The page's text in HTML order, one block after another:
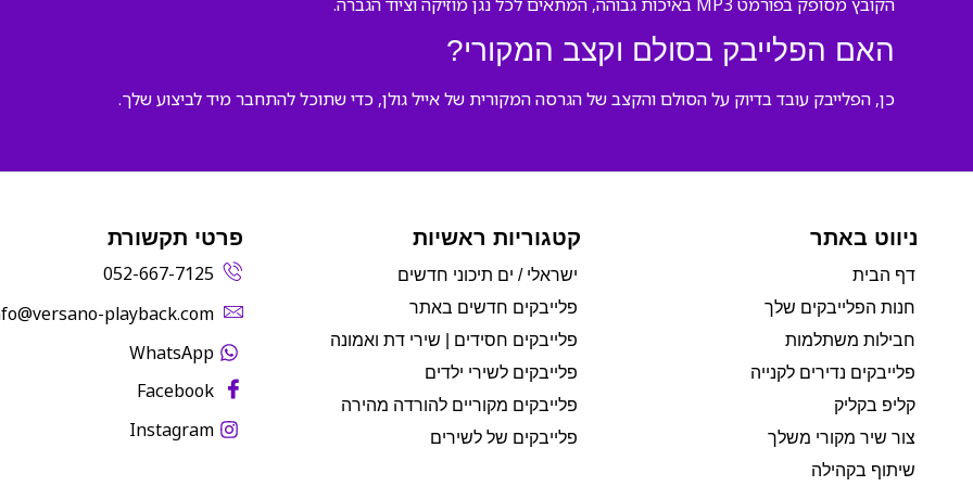
האם הפלייבק בסולם וקצב המקורי?
כן, הפלייבק עובד בדיוק על הסולם והקצב של הגרסה המקורית של אייל גולן, כדי שתוכל להתחבר מיד לביצוע שלך.
ניווט באתר
דף הבית
חנות הפלייבקים שלך
חבילות משתלמות
פלייבקים נדירים לקנייה
קליפ בקליק
צור שיר מקורי משלך
שיתוף בקהילה
קטגוריות ראשיות
ישראלי / ים תיכוני חדשים
פלייבקים חדשים באתר
פלייבקים חסידים | שירי דת ואמונה
פלייבקים לשירי ילדים
פלייבקים מקוריים להורדה מהירה
פלייבקים של לשירים
פרטי תקשורת
052-667-7125
playback.com‬
WhatsApp
Facebook
Instagram